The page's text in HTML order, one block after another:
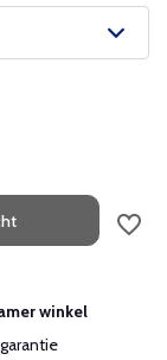
Uitverkocht
winkel